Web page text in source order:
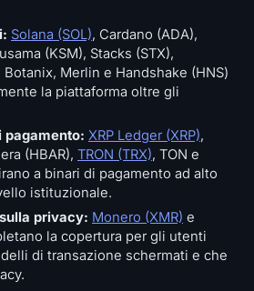
Solana (SOL), Cardano (ADA),
(KSM), Stacks (STX),
Botanix, Merlin e Handshake (HNS)
la piattaforma oltre gli
pagamento: XRP Ledger (XRP),
(HBAR), TRON (TRX), TON e
a binari di pagamento ad alto
istituzionale.
privacy: Monero (XMR) e
la copertura per gli utenti
di transazione schermati e che